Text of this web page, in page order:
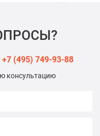
+7 (495) 749-93-88
консультацию